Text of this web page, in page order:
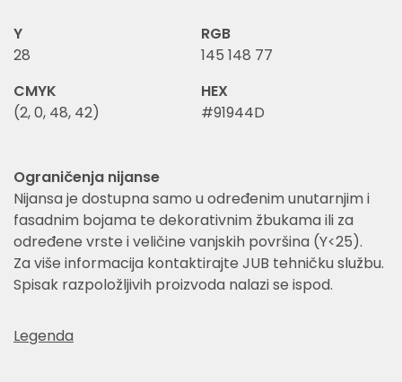
Y
28
RGB
145 148 77
CMYK
(2, 0, 48, 42)
HEX
#91944D
Ograničenja nijanse
Nijansa je dostupna samo u određenim unutarnjim i
fasadnim bojama te dekorativnim žbukama ili za
određene vrste i veličine vanjskih površina (Y<25).
Za više informacija kontaktirajte JUB tehničku službu.
Spisak razpoložljivih proizvoda nalazi se ispod.
Legenda